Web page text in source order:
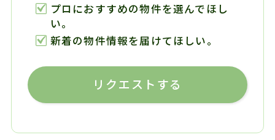
プロにおすすめの物件を選んでほし
い。
新着の物件情報を届けてほしい。
リクエストする